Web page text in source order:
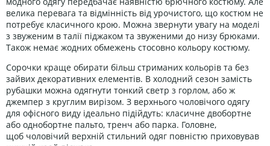
велика перевага та відмінність від урочистого, що костюм не
потребує класичного крою. Можна звернути увагу на моделі
з звуженим в талії піджаком та звуженими до низу брюками.
Також немає жодних обмежень стосовно кольору костюму.
Сорочки краще обирати більш стриманих кольорів та без
зайвих декоративних елементів. В холодний сезон замість
рубашки можна одягнути тонкий светр з горлом, або ж
джемпер з круглим вирізом. З верхнього чоловічого одягу
для офісного виду ідеально підійдуть: класичне двобортне
або однобортне пальто, тренч або парка. Головне,
щоб чоловічий верхній стильний одяг повністю приховував